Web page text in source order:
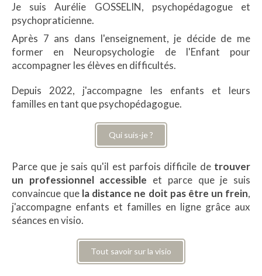
Je suis Aurélie GOSSELIN, psychopédagogue et
psychopraticienne.
Après 7 ans dans l'enseignement, je décide de me
former en Neuropsychologie de l'Enfant pour
accompagner les élèves en difficultés.
Depuis 2022, j'accompagne les enfants et leurs
familles en tant que psychopédagogue.
Qui suis-je ?
Parce que je sais qu'il est parfois difficile de trouver
un professionnel accessible et parce que je suis
convaincue que la distance ne doit pas être un frein,
j'accompagne enfants et familles en ligne grâce aux
séances en visio.
Tout savoir sur la visio